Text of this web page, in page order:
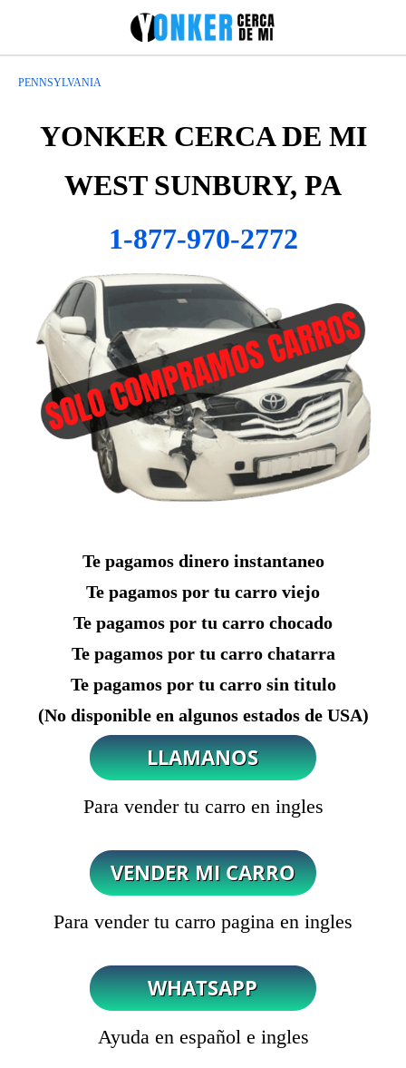
PENNSYLVANIA
YONKER CERCA DE MI
WEST SUNBURY, PA
1-877-970-2772
Te pagamos dinero instantaneo
Te pagamos por tu carro viejo
Te pagamos por tu carro chocado
Te pagamos por tu carro chatarra
Te pagamos por tu carro sin titulo
(No disponible en algunos estados de USA)
Para vender tu carro en ingles
Para vender tu carro pagina en ingles
Ayuda en español e ingles